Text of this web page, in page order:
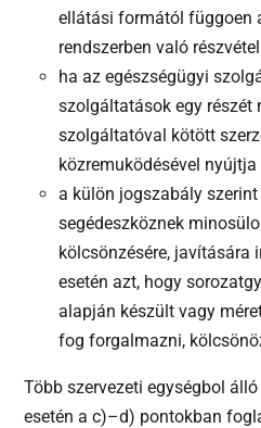
ellátási formától függoen
rendszerben való
ha az egészségügyi
szolgáltatások egy részét
szolgáltatóval kötött
közremuködésével nyújtja
a külön jogszabály
segédeszköznek
kölcsönzésére, javítására
esetén azt, hogy
alapján készült vagy
fog forgalmazni,
Több szervezeti egységbol
esetén a c)–d) pontokban